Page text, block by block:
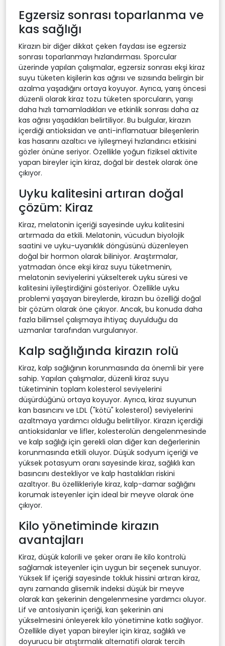
Egzersiz sonrası toparlanma ve
kas sağlığı
Kirazın bir diğer dikkat çeken faydası ise egzersiz
sonrası toparlanmayı hızlandırması. Sporcular
üzerinde yapılan çalışmalar, egzersiz sonrası ekşi kiraz
suyu tüketen kişilerin kas ağrısı ve sızısında belirgin bir
azalma yaşadığını ortaya koyuyor. Ayrıca, yarış öncesi
düzenli olarak kiraz tozu tüketen sporcuların, yarışı
daha hızlı tamamladıkları ve etkinlik sonrası daha az
kas ağrısı yaşadıkları belirtiliyor. Bu bulgular, kirazın
içerdiği antioksidan ve anti-inflamatuar bileşenlerin
kas hasarını azaltıcı ve iyileşmeyi hızlandırıcı etkisini
gözler önüne seriyor. Özellikle yoğun fiziksel aktivite
yapan bireyler için kiraz, doğal bir destek olarak öne
çıkıyor.
Uyku kalitesini artıran doğal
çözüm: Kiraz
Kiraz, melatonin içeriği sayesinde uyku kalitesini
artırmada da etkili. Melatonin, vücudun biyolojik
saatini ve uyku-uyanıklık döngüsünü düzenleyen
doğal bir hormon olarak biliniyor. Araştırmalar,
yatmadan önce ekşi kiraz suyu tüketmenin,
melatonin seviyelerini yükselterek uyku süresi ve
kalitesini iyileştirdiğini gösteriyor. Özellikle uyku
problemi yaşayan bireylerde, kirazın bu özelliği doğal
bir çözüm olarak öne çıkıyor. Ancak, bu konuda daha
fazla bilimsel çalışmaya ihtiyaç duyulduğu da
uzmanlar tarafından vurgulanıyor.
Kalp sağlığında kirazın rolü
Kiraz, kalp sağlığının korunmasında da önemli bir yere
sahip. Yapılan çalışmalar, düzenli kiraz suyu
tüketiminin toplam kolesterol seviyelerini
düşürdüğünü ortaya koyuyor. Ayrıca, kiraz suyunun
kan basıncını ve LDL ("kötü" kolesterol) seviyelerini
azaltmaya yardımcı olduğu belirtiliyor. Kirazın içerdiği
antioksidanlar ve lifler, kolesterolün dengelenmesinde
ve kalp sağlığı için gerekli olan diğer kan değerlerinin
korunmasında etkili oluyor. Düşük sodyum içeriği ve
yüksek potasyum oranı sayesinde kiraz, sağlıklı kan
basıncını destekliyor ve kalp hastalıkları riskini
azaltıyor. Bu özellikleriyle kiraz, kalp-damar sağlığını
korumak isteyenler için ideal bir meyve olarak öne
çıkıyor.
Kilo yönetiminde kirazın
avantajları
Kiraz, düşük kalorili ve şeker oranı ile kilo kontrolü
sağlamak isteyenler için uygun bir seçenek sunuyor.
Yüksek lif içeriği sayesinde tokluk hissini artıran kiraz,
aynı zamanda glisemik indeksi düşük bir meyve
olarak kan şekerinin dengelenmesine yardımcı oluyor.
Lif ve antosiyanin içeriği, kan şekerinin ani
yükselmesini önleyerek kilo yönetimine katkı sağlıyor.
Özellikle diyet yapan bireyler için kiraz, sağlıklı ve
doyurucu bir atıştırmalık alternatifi olarak tercih